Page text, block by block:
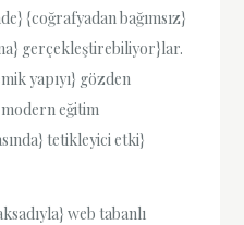
{coğrafyadan bağımsız}
gerçekleştirebiliyor}lar.
yapıyı} gözden
eğitim
tetikleyici etki}
web tabanlı